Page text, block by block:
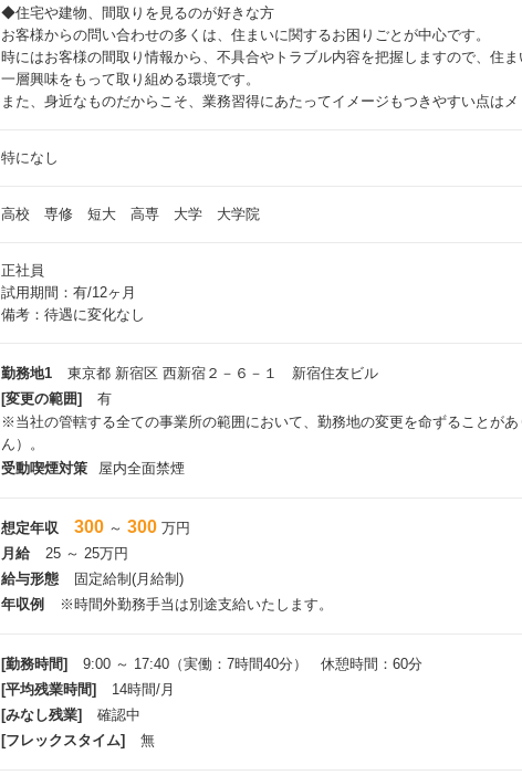
◆住宅や建物、間取りを見るのが好きな方
お客様からの問い合わせの多くは、住まいに関するお困りごとが中心です。
時にはお客様の間取り情報から、不具合やトラブル内容を把握しますので、住
一層興味をもって取り組める環境です。
また、身近なものだからこそ、業務習得にあたってイメージもつきやすい点はメ
特になし
高校 専修 短大 高専 大学 大学院
正社員
試用期間：有/12ヶ月
備考：待遇に変化なし
勤務地1
東京都 新宿区 西新宿２－６－１ 新宿住友ビル
[変更の範囲]
有
※当社の管轄する全ての事業所の範囲において、勤務地の変更を命ずることが
ん）。
受動喫煙対策
屋内全面禁煙
想定年収 300 ～ 300 万円
月給
25 ～ 25万円
給与形態
固定給制(月給制)
年収例
※時間外勤務手当は別途支給いたします。
[勤務時間]
9:00 ～ 17:40（実働：7時間40分） 休憩時間：60分
[平均残業時間]
14時間/月
[みなし残業]
確認中
[フレックスタイム]
無